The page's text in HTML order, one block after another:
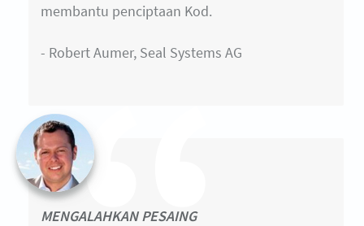
membantu penciptaan Kod.
- Robert Aumer, Seal Systems AG
MENGALAHKAN PESAING